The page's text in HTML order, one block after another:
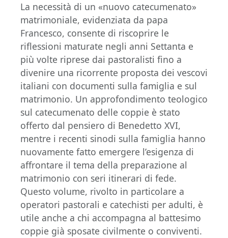
La necessità di un «nuovo catecumenato»
matrimoniale, evidenziata da papa
Francesco, consente di riscoprire le
riflessioni maturate negli anni Settanta e
più volte riprese dai pastoralisti fino a
divenire una ricorrente proposta dei vescovi
italiani con documenti sulla famiglia e sul
matrimonio. Un approfondimento teologico
sul catecumenato delle coppie è stato
offerto dal pensiero di Benedetto XVI,
mentre i recenti sinodi sulla famiglia hanno
nuovamente fatto emergere l’esigenza di
affrontare il tema della preparazione al
matrimonio con seri itinerari di fede.
Questo volume, rivolto in particolare a
operatori pastorali e catechisti per adulti, è
utile anche a chi accompagna al battesimo
coppie già sposate civilmente o conviventi.